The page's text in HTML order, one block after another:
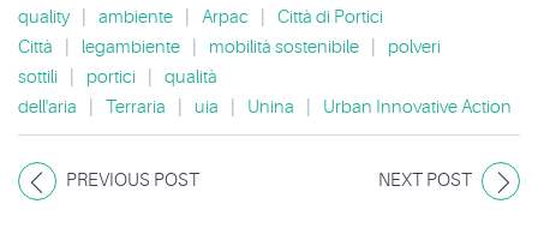
quality
ambiente Arpac
Città di Portici
Città
legambiente mobilità sostenibile
polveri
sottili
portici
qualità
dell'aria
Terraria uia Unina Urban Innovative Action
PREVIOUS POST NEXT POST